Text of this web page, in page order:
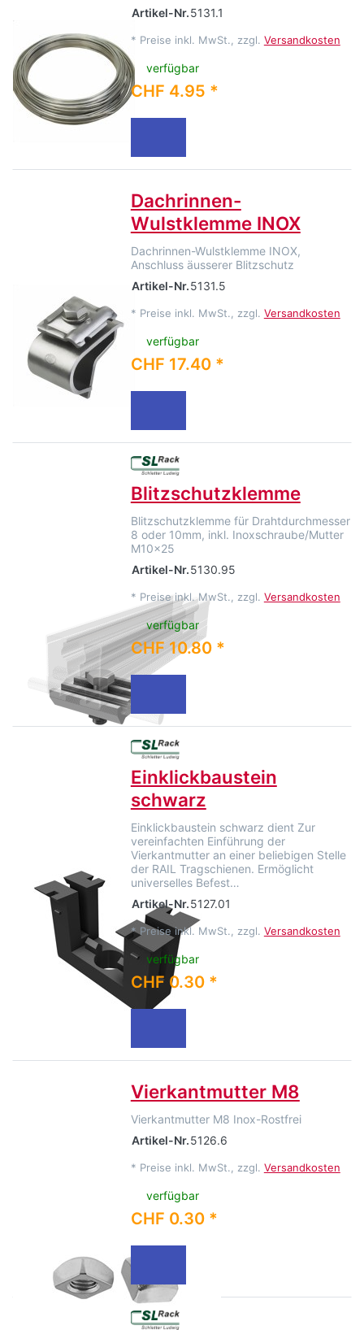
Artikel-Nr.5131.1
* Preise inkl. MwSt., zzgl. Versandkosten
verfügbar
CHF 4.95 *
Dachrinnen-
Wulstklemme INOX
Dachrinnen-Wulstklemme INOX,
Anschluss äusserer Blitzschutz
Artikel-Nr.5131.5
* Preise inkl. MwSt., zzgl. Versandkosten
verfügbar
CHF 17.40 *
Blitzschutzklemme
Blitzschutzklemme für Drahtdurchmesser
8 oder 10mm, inkl. Inoxschraube/Mutter
M10x25
Artikel-Nr.5130.95
* Preise inkl. MwSt., zzgl. Versandkosten
verfügbar
CHF 10.80 *
Einklickbaustein
schwarz
Einklickbaustein schwarz dient Zur
vereinfachten Einführung der
Vierkantmutter an einer beliebigen Stelle
der RAIL Tragschienen. Ermöglicht
universelles Befest…
Artikel-Nr.5127.01
* Preise inkl. MwSt., zzgl. Versandkosten
verfügbar
CHF 0.30 *
Vierkantmutter M8
Vierkantmutter M8 Inox-Rostfrei
Artikel-Nr.5126.6
* Preise inkl. MwSt., zzgl. Versandkosten
verfügbar
CHF 0.30 *